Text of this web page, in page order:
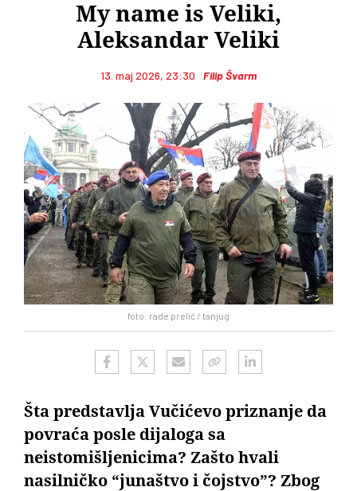
My name is Veliki,
Aleksandar Veliki
13. maj 2026, 23:30 Filip Švarm
foto: rade prelić / tanjug
Šta predstavlja Vučićevo priznanje da
povraća posle dijaloga sa
neistomišljenicima? Zašto hvali
nasilničko “junaštvo i čojstvo”? Zbog